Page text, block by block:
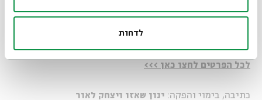
לדחות
בבית אבי חי - עם אפליקציית
אזלו הכרטיסים!!
לכל הפרטים לחצו כאן >>>
כתיבה, בימוי והפקה: ינון שאזו ויצחק לאור